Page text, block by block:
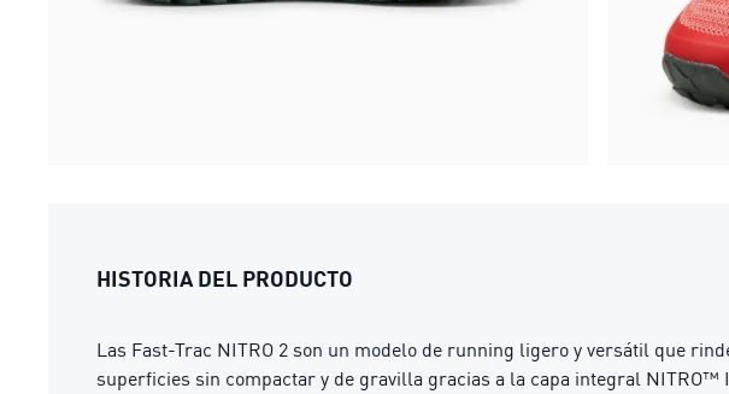
HISTORIA DEL PRODUCTO
Las Fast-Trac NITRO 2 son un modelo de running ligero y versátil que
superficies sin compactar y de gravilla gracias a la capa integral